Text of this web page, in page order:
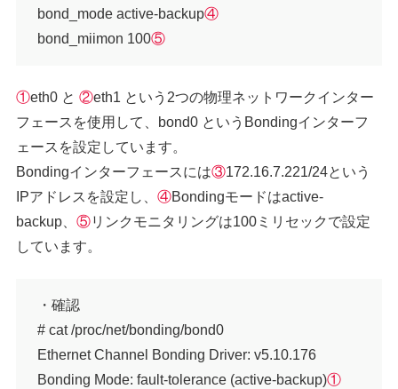
bond_mode active-backup④
bond_miimon 100⑤
①eth0 と②eth1 という2つの物理ネットワークインター
フェースを使用して、bond0 というBondingインターフ
ェースを設定しています。
Bondingインターフェースには③172.16.7.221/24という
IPアドレスを設定し、④Bondingモードはactive-
backup、⑤リンクモニタリングは100ミリセックで設定
しています。
・確認
# cat /proc/net/bonding/bond0
Ethernet Channel Bonding Driver: v5.10.176
Bonding Mode: fault-tolerance (active-backup)①